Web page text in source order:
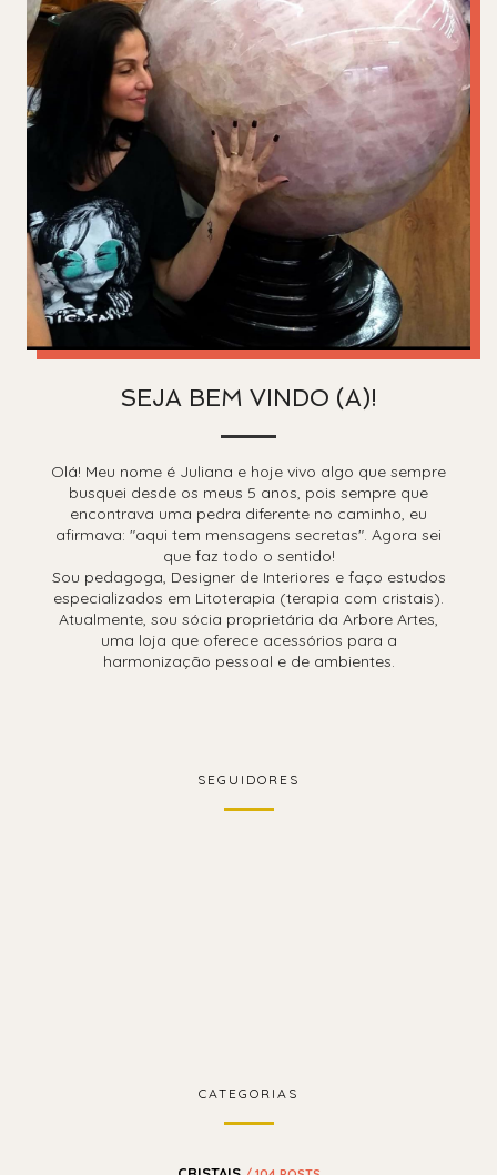
SEJA BEM VINDO (A)!
Olá! Meu nome é Juliana e hoje vivo algo que sempre
busquei desde os meus 5 anos, pois sempre que
encontrava uma pedra diferente no caminho, eu
afirmava: "aqui tem mensagens secretas". Agora sei
que faz todo o sentido!
Sou pedagoga, Designer de Interiores e faço estudos
especializados em Litoterapia (terapia com cristais).
Atualmente, sou sócia proprietária da Arbore Artes,
uma loja que oferece acessórios para a
harmonização pessoal e de ambientes.
SEGUIDORES
CATEGORIAS